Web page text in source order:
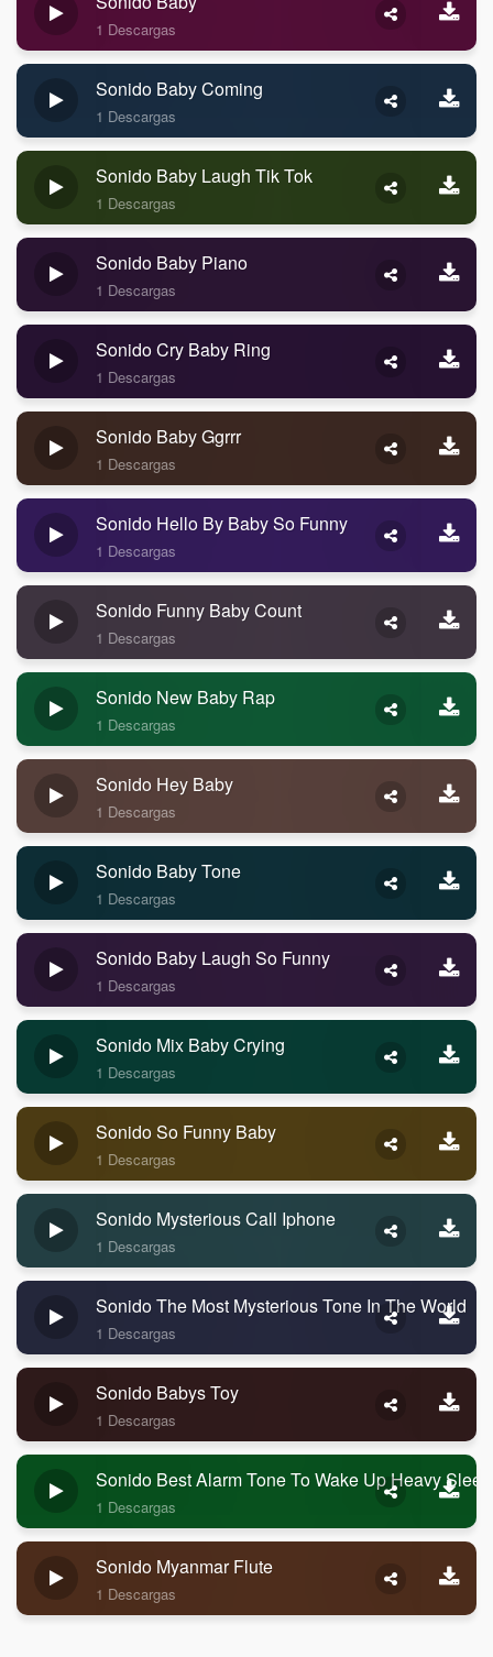
1 Descargas
Sonido Baby Coming
1 Descargas
Sonido Baby Laugh Tik Tok
1 Descargas
Sonido Baby Piano
1 Descargas
Sonido Cry Baby Ring
1 Descargas
Sonido Baby Ggrrr
1 Descargas
Sonido Hello By Baby So Funny
1 Descargas
Sonido Funny Baby Count
1 Descargas
Sonido New Baby Rap
1 Descargas
Sonido Hey Baby
1 Descargas
Sonido Baby Tone
1 Descargas
Sonido Baby Laugh So Funny
1 Descargas
Sonido Mix Baby Crying
1 Descargas
Sonido So Funny Baby
1 Descargas
Sonido Mysterious Call Iphone
1 Descargas
Sonido The Most Mysterious Tone In The World
1 Descargas
Sonido Babys Toy
1 Descargas
Sonido Best Alarm Tone To Wake Up Heavy
1 Descargas
Sonido Myanmar Flute
1 Descargas